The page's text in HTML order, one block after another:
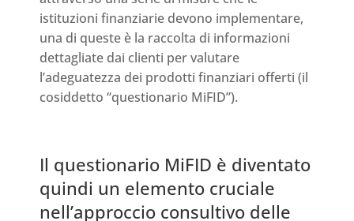
istituzioni finanziarie devono implementare,
una di queste è la raccolta di informazioni
dettagliate dai clienti per valutare
l’adeguatezza dei prodotti finanziari offerti (il
cosiddetto “questionario MiFID”).
Il questionario MiFID è diventato
quindi un elemento cruciale
nell’approccio consultivo delle